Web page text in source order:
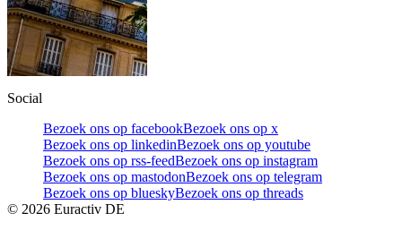
Social
Bezoek ons op facebookBezoek ons op x
Bezoek ons op linkedinBezoek ons op youtube
Bezoek ons op rss-feedBezoek ons op instagram
Bezoek ons op mastodonBezoek ons op telegram
Bezoek ons op blueskyBezoek ons op threads
© 2026 Euractiv DE